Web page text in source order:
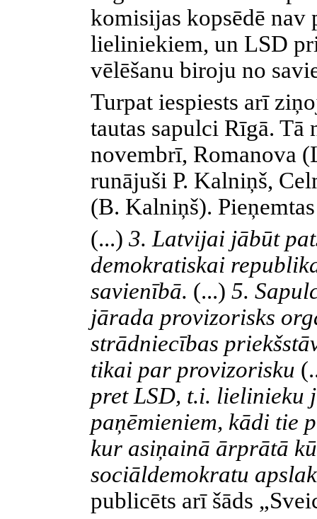
komisijas kopsēdē nav
lieliniekiem, un LSD
vēlēšanu biroju no
Turpat iespiests arī
tautas sapulci Rīgā. Tā
novembrī, Romanova
runājuši P. Kalniņš,
(B. Kalniņš).
(...) 3. Latvijai jābūt
demokratiskai
savienībā. (...) 5.
jārada provizorisks
strādniecības
tikai par provizorisku
pret LSD, t.i. lielinieku
paņēmieniem, kādi tie
kur asiņainā ārprātā
sociāldemokratu
publicēts arī šāds